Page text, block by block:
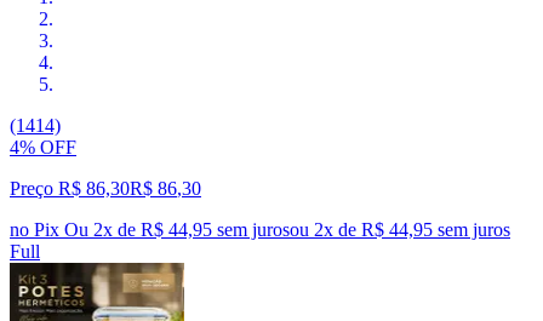
(1414)
4% OFF
Preço R$ 86,30R$ 86,30
no Pix Ou 2x de R$ 44,95 sem jurosou 2x de R$ 44,95 sem juros
Full